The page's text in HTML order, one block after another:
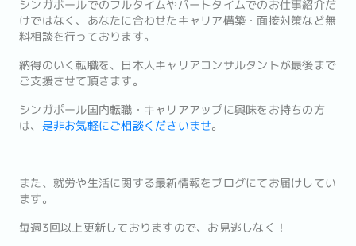
シンガポールでのフルタイムやパートタイムでのお仕事紹介だ
けではなく、あなたに合わせたキャリア構築・ 面接対策など無
料相談を行っております。
納得のいく転職を、 日本人キャリアコンサルタントが最後まで
ご支援させて頂きます。
シンガポール国内転職・キャリアアップに興味をお持ちの方
は、 是非お気軽にご相談くださいませ。
また、 就労や生活に関する最新情報をブログにてお届けしてい
ます。
毎週3回以上更新しておりますので、お見逃しなく！